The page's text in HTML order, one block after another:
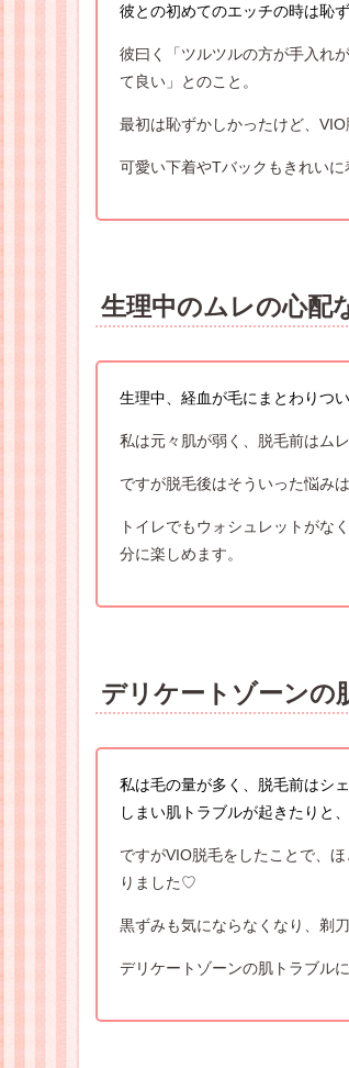
彼との初めてのエッチの時は恥
彼曰く「ツルツルの方が手入れ
て良い」とのこと。
最初は恥ずかしかったけど、
可愛い下着やTバックもきれいに
生理中のムレの心配
生理中、経血が毛にまとわりつ
私は元々肌が弱く、脱毛前はム
ですが脱毛後はそういった悩み
トイレでもウォシュレットがな
分に楽しめます。
デリケートゾーンの
私は毛の量が多く、脱毛前はシ
しまい肌トラブルが起きたりと
ですがVIO脱毛をしたことで、
りました♡
黒ずみも気にならなくなり、剃
デリケートゾーンの肌トラブル